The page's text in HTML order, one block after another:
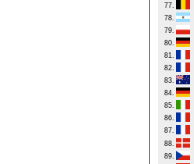
77.
78.
79.
80.
81.
82.
83.
84.
85.
86.
87.
88.
89.